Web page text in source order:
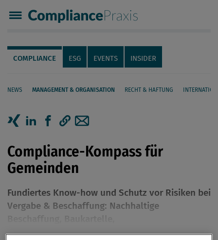
Compliance Praxis
Servicenavigation
Navigation
COMPLIANCE ESG EVENTS INSIDER
NEWS MANAGEMENT & ORGANISATION RECHT & HAFTUNG
Seiteninhalt
Compliance-Kompass für
Gemeinden
Fundiertes Know-how und Schutz vor Risiken bei
Vergabe & Beschaffung: Nachhaltige
Korruptionsprävention – Gemeinden stehen vor